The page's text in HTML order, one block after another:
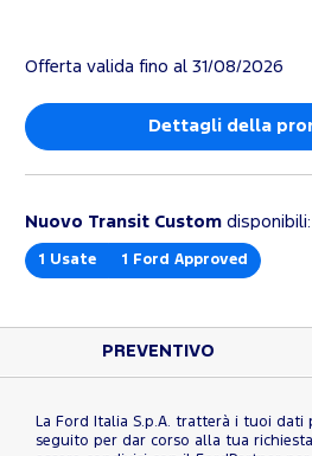
Offerta valida fino al 31/08/2026
Dettagli della
Nuovo Transit Custom disponibili:
1 Usate 1 Ford Approved
PREVENTIVO
La Ford Italia S.p.A. tratterà i tuoi dati
seguito per dar corso alla tua